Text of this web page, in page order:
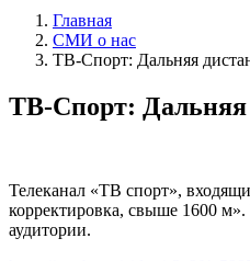
Главная
СМИ о нас
ТВ-Спорт: Дальняя
ТВ-Спорт: Дальняя
Телеканал «ТВ спорт»,
корректировка, свыше 1600
аудитории.